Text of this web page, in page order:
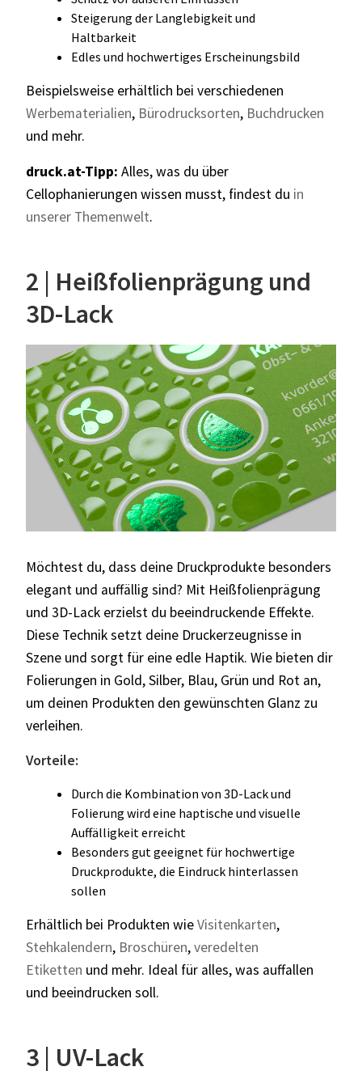
Steigerung der Langlebigkeit und
Haltbarkeit
Edles und hochwertiges Erscheinungsbild
Beispielsweise erhältlich bei verschiedenen
Werbematerialien, Bürodrucksorten, Buchdrucken
und mehr.
druck.at-Tipp: Alles, was du über
Cellophanierungen wissen musst, findest du in
unserer Themenwelt.
2 | Heißfolienprägung und
3D-Lack
Möchtest du, dass deine Druckprodukte besonders
elegant und auffällig sind? Mit Heißfolienprägung
und 3D-Lack erzielst du beeindruckende Effekte.
Diese Technik setzt deine Druckerzeugnisse in
Szene und sorgt für eine edle Haptik. Wie bieten dir
Folierungen in Gold, Silber, Blau, Grün und Rot an,
um deinen Produkten den gewünschten Glanz zu
verleihen.
Vorteile:
Durch die Kombination von 3D-Lack und
Folierung wird eine haptische und visuelle
Auffälligkeit erreicht
Besonders gut geeignet für hochwertige
Druckprodukte, die Eindruck hinterlassen
sollen
Erhältlich bei Produkten wieVisitenkarten,
Stehkalendern, Broschüren,veredelten
Etiketten und mehr. Ideal für alles, was auffallen
und beeindrucken soll.
3 | UV-Lack